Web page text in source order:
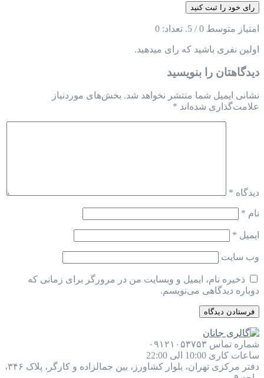
رای خود را ثبت کنید
امتیاز متوسط 0/ 5. تعداد: 0
اولین نفری باشید که رای میدهید.
دیدگاهتان را بنویسید
نشانی ایمیل شما منتشر نخواهد شد. بخش‌های موردنیاز
علامت‌گذاری شده‌اند *
دیدگاه *
نام *
ایمیل *
وب‌ سایت
ذخیره نام، ایمیل و وبسایت من در مرورگر برای زمانی که
دوباره دیدگاهی می‌نویسم.
شماره تماس ۰۹۱۲۱۰۵۳۷۵۳
ساعات کاری 10:00 الی 22:00
دفتر مرکزی
تهران، بلوار کشاورز، بین جمالزاده و کارگر، پلاک ۳۴۶،